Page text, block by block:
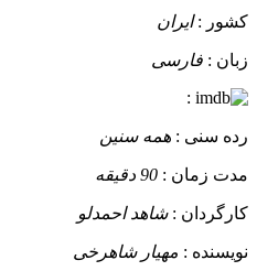
کشور :ایران
زبان : فارسی
:
رده سنی : همه سنین
مدت زمان : 90 دقیقه
کارگردان :شاهد احمدلو
نویسنده : مهیار شاهرخی